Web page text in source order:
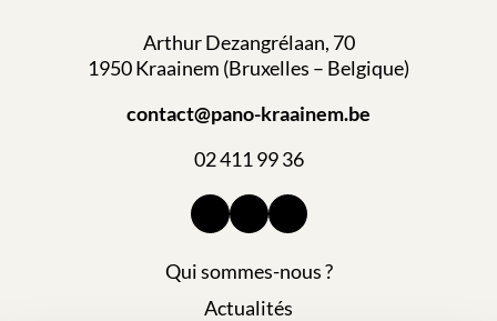
Arthur Dezangrélaan, 70
1950 Kraainem (Bruxelles – Belgique)
contact@pano-kraainem.be
02 411 99 36
Qui sommes-nous ?
Actualités